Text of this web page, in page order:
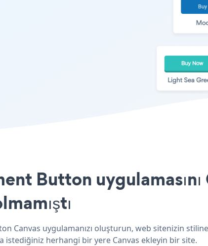
Button
Canvas uygulamanızı oluşturun, web sitenizin
istediğiniz herhangi bir yere Canvas ekleyin bir site.